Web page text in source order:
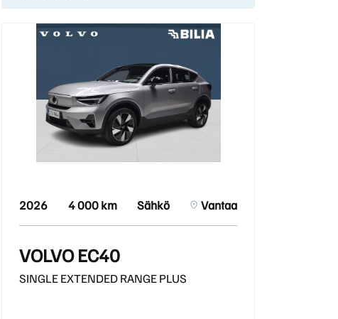
2026 4 000 km Sähkö Vantaa
VOLVO EC40
SINGLE EXTENDED RANGE PLUS